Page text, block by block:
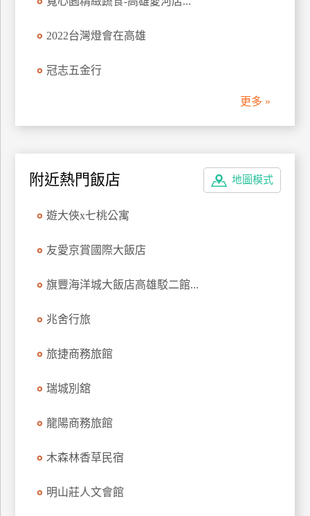
旅
2022台灣燈會在高雄
冠志五金行
更多 »
地圖模式
附近熱門飯店
遊大俠x七桃公寓
友愛京賞國際大飯店
旗豐海洋城大飯店高雄駁二館...
兆舍行旅
旅捷商務旅館
瑞城別舘
龍陽商務旅館
木森林香草民宿
明山莊人文會館